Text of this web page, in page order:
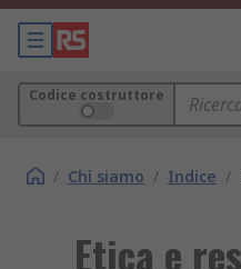
Codice costruttore
/ Chi siamo / Indice /
Etica e